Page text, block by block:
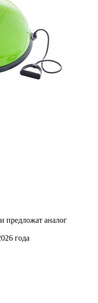
предложат аналог
года